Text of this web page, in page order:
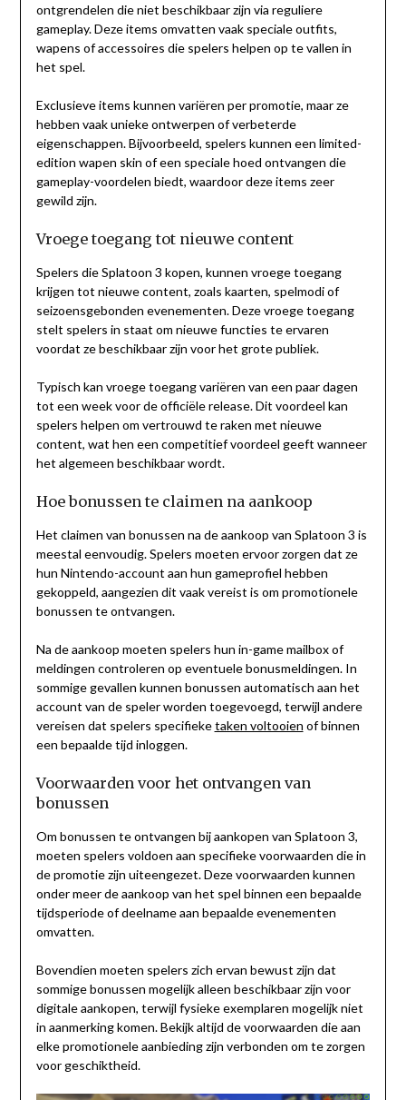
ontgrendelen die niet beschikbaar zijn via reguliere
gameplay. Deze items omvatten vaak speciale outfits,
wapens of accessoires die spelers helpen op te vallen in
het spel.
Exclusieve items kunnen variëren per promotie, maar ze
hebben vaak unieke ontwerpen of verbeterde
eigenschappen. Bijvoorbeeld, spelers kunnen een limited-
edition wapen skin of een speciale hoed ontvangen die
gameplay-voordelen biedt, waardoor deze items zeer
gewild zijn.
Vroege toegang tot nieuwe content
Spelers die Splatoon 3 kopen, kunnen vroege toegang
krijgen tot nieuwe content, zoals kaarten, spelmodi of
seizoensgebonden evenementen. Deze vroege toegang
stelt spelers in staat om nieuwe functies te ervaren
voordat ze beschikbaar zijn voor het grote publiek.
Typisch kan vroege toegang variëren van een paar dagen
tot een week voor de officiële release. Dit voordeel kan
spelers helpen om vertrouwd te raken met nieuwe
content, wat hen een competitief voordeel geeft wanneer
het algemeen beschikbaar wordt.
Hoe bonussen te claimen na aankoop
Het claimen van bonussen na de aankoop van Splatoon 3 is
meestal eenvoudig. Spelers moeten ervoor zorgen dat ze
hun Nintendo-account aan hun gameprofiel hebben
gekoppeld, aangezien dit vaak vereist is om promotionele
bonussen te ontvangen.
Na de aankoop moeten spelers hun in-game mailbox of
meldingen controleren op eventuele bonusmeldingen. In
sommige gevallen kunnen bonussen automatisch aan het
account van de speler worden toegevoegd, terwijl andere
vereisen dat spelers specifieketaken voltooien of binnen
een bepaalde tijd inloggen.
Voorwaarden voor het ontvangen van
bonussen
Om bonussen te ontvangen bij aankopen van Splatoon 3,
moeten spelers voldoen aan specifieke voorwaarden die in
de promotie zijn uiteengezet. Deze voorwaarden kunnen
onder meer de aankoop van het spel binnen een bepaalde
tijdsperiode of deelname aan bepaalde evenementen
omvatten.
Bovendien moeten spelers zich ervan bewust zijn dat
sommige bonussen mogelijk alleen beschikbaar zijn voor
digitale aankopen, terwijl fysieke exemplaren mogelijk niet
in aanmerking komen. Bekijk altijd de voorwaarden die aan
elke promotionele aanbieding zijn verbonden om te zorgen
voor geschiktheid.